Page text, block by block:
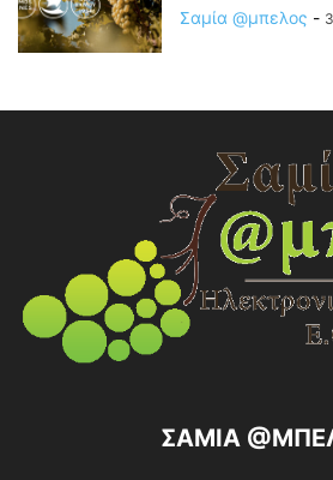
Σαμία @μπελος -
ΣΑΜΙΑ